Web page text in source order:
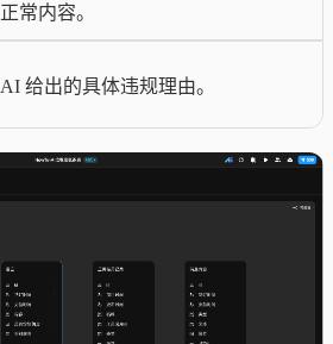
正常内容。
AI 给出的具体违规理由。